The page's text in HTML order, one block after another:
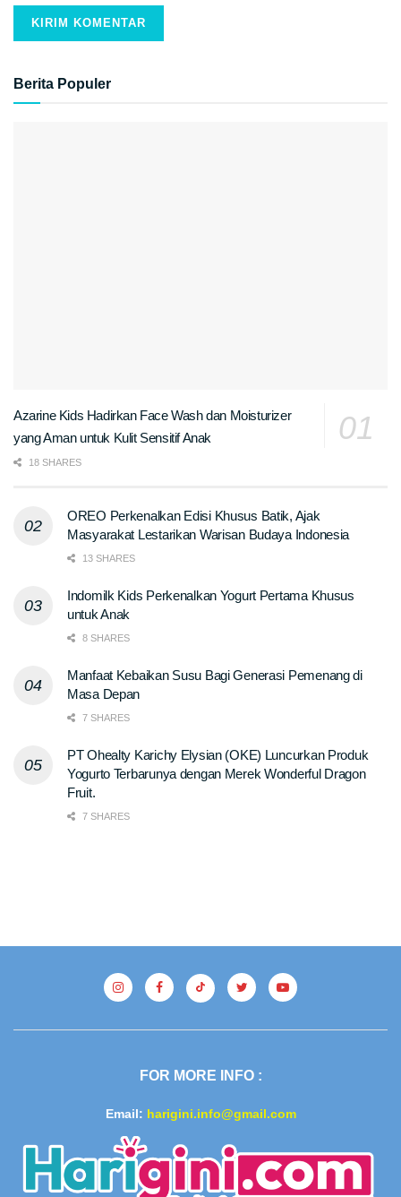
Berita Populer
Azarine Kids Hadirkan Face Wash dan Moisturizer
yang Aman untuk Kulit Sensitif Anak
18 SHARES
OREO Perkenalkan Edisi Khusus Batik, Ajak
Masyarakat Lestarikan Warisan Budaya Indonesia
13 SHARES
Indomilk Kids Perkenalkan Yogurt Pertama Khusus
untuk Anak
8 SHARES
Manfaat Kebaikan Susu Bagi Generasi Pemenang di
Masa Depan
7 SHARES
PT Ohealty Karichy Elysian (OKE) Luncurkan Produk
Yogurto Terbarunya dengan Merek Wonderful Dragon
Fruit.
7 SHARES
FOR MORE INFO :
Email: harigini.info@gmail.com